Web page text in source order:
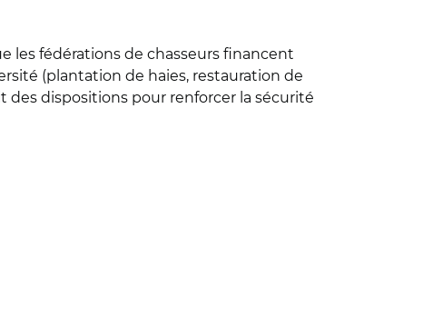
les fédérations de chasseurs financent
(plantation de haies, restauration de
des dispositions pour renforcer la sécurité